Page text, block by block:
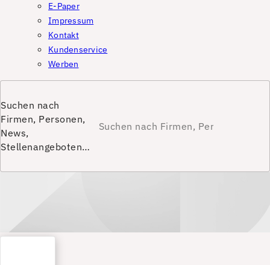
E-Paper
Impressum
Kontakt
Kundenservice
Werben
Suchen nach
Firmen, Personen,
News,
Stellenangeboten…